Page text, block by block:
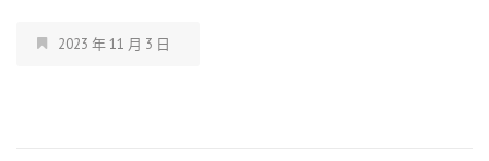
2023 年 11 月 3 日